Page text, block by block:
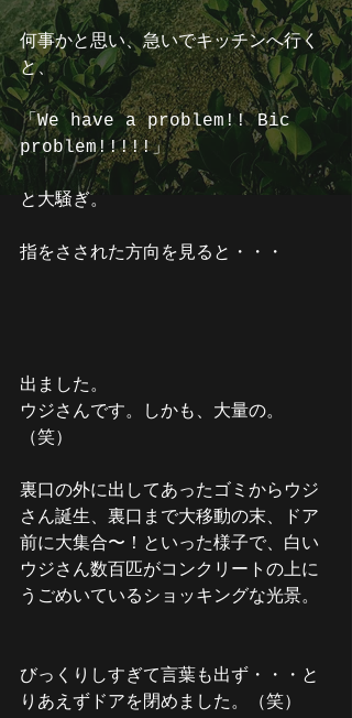
何事かと思い、急いでキッチンへ行く
と、
「We have a problem!! Bic
problem!!!!!」
と大騒ぎ。
指をさされた方向を見ると・・・
出ました。
ウジさんです。しかも、大量の。
（笑）
裏口の外に出してあったゴミからウジ
さん誕生、裏口まで大移動の末、ドア
前に大集合〜！といった様子で、白い
ウジさん数百匹がコンクリートの上に
うごめいているショッキングな光景。
びっくりしすぎて言葉も出ず・・・と
りあえずドアを閉めました。（笑）